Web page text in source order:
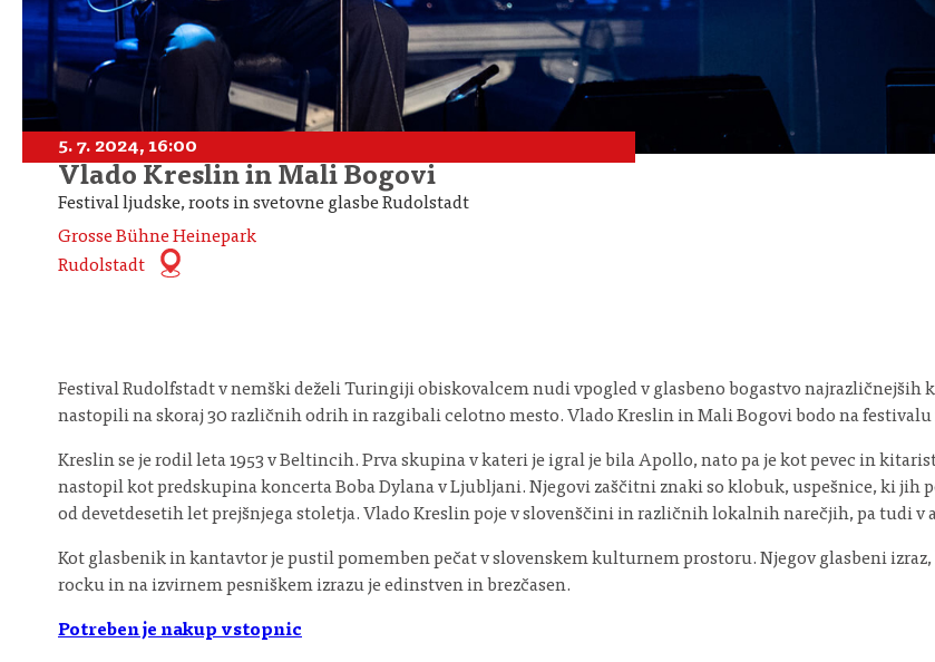
5. 7. 2024, 16:00
Vlado Kreslin in Mali Bogovi
Festival ljudske, roots in svetovne glasbe Rudolstadt
Grosse Bühne Heinepark
Rudolstadt
Festival Rudolfstadt v nemški deželi Turingiji obiskovalcem nudi vpogled v glasbeno bogastvo
nastopili na skoraj 30 različnih odrih in razgibali celotno mesto. Vlado Kreslin in Mali Bogovi bodo na festivalu
Kreslin se je rodil leta 1953 v Beltincih. Prva skupina v kateri je igral je bila Apollo, nato pa je kot pevec in
nastopil kot predskupina koncerta Boba Dylana v Ljubljani. Njegovi zaščitni znaki so klobuk, uspešnice, ki jih
od devetdesetih let prejšnjega stoletja. Vlado Kreslin poje v slovenščini in različnih lokalnih narečjih, pa tudi
Kot glasbenik in kantavtor je pustil pomemben pečat v slovenskem kulturnem prostoru. Njegov glasbeni
rocku in na izvirnem pesniškem izrazu je edinstven in brezčasen.
Potreben je nakup vstopnic